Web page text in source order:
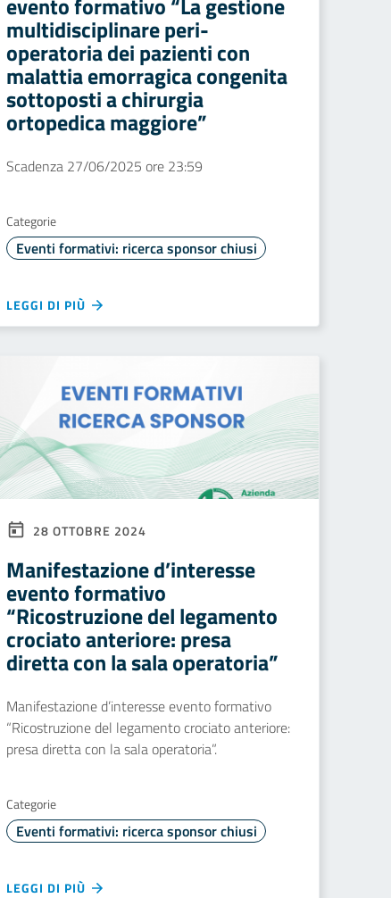
multidisciplinare peri-
operatoria dei pazienti con
malattia emorragica congenita
sottoposti a chirurgia
ortopedica maggiore”
Scadenza 27/06/2025 ore 23:59
Categorie
Eventi formativi: ricerca sponsor chiusi
LEGGI DI PIÙ
28 OTTOBRE 2024
Manifestazione d’interesse
evento formativo
“Ricostruzione del legamento
crociato anteriore: presa
diretta con la sala operatoria”
Manifestazione d’interesse evento formativo
“Ricostruzione del legamento crociato anteriore:
presa diretta con la sala operatoria”.
Categorie
Eventi formativi: ricerca sponsor chiusi
LEGGI DI PIÙ